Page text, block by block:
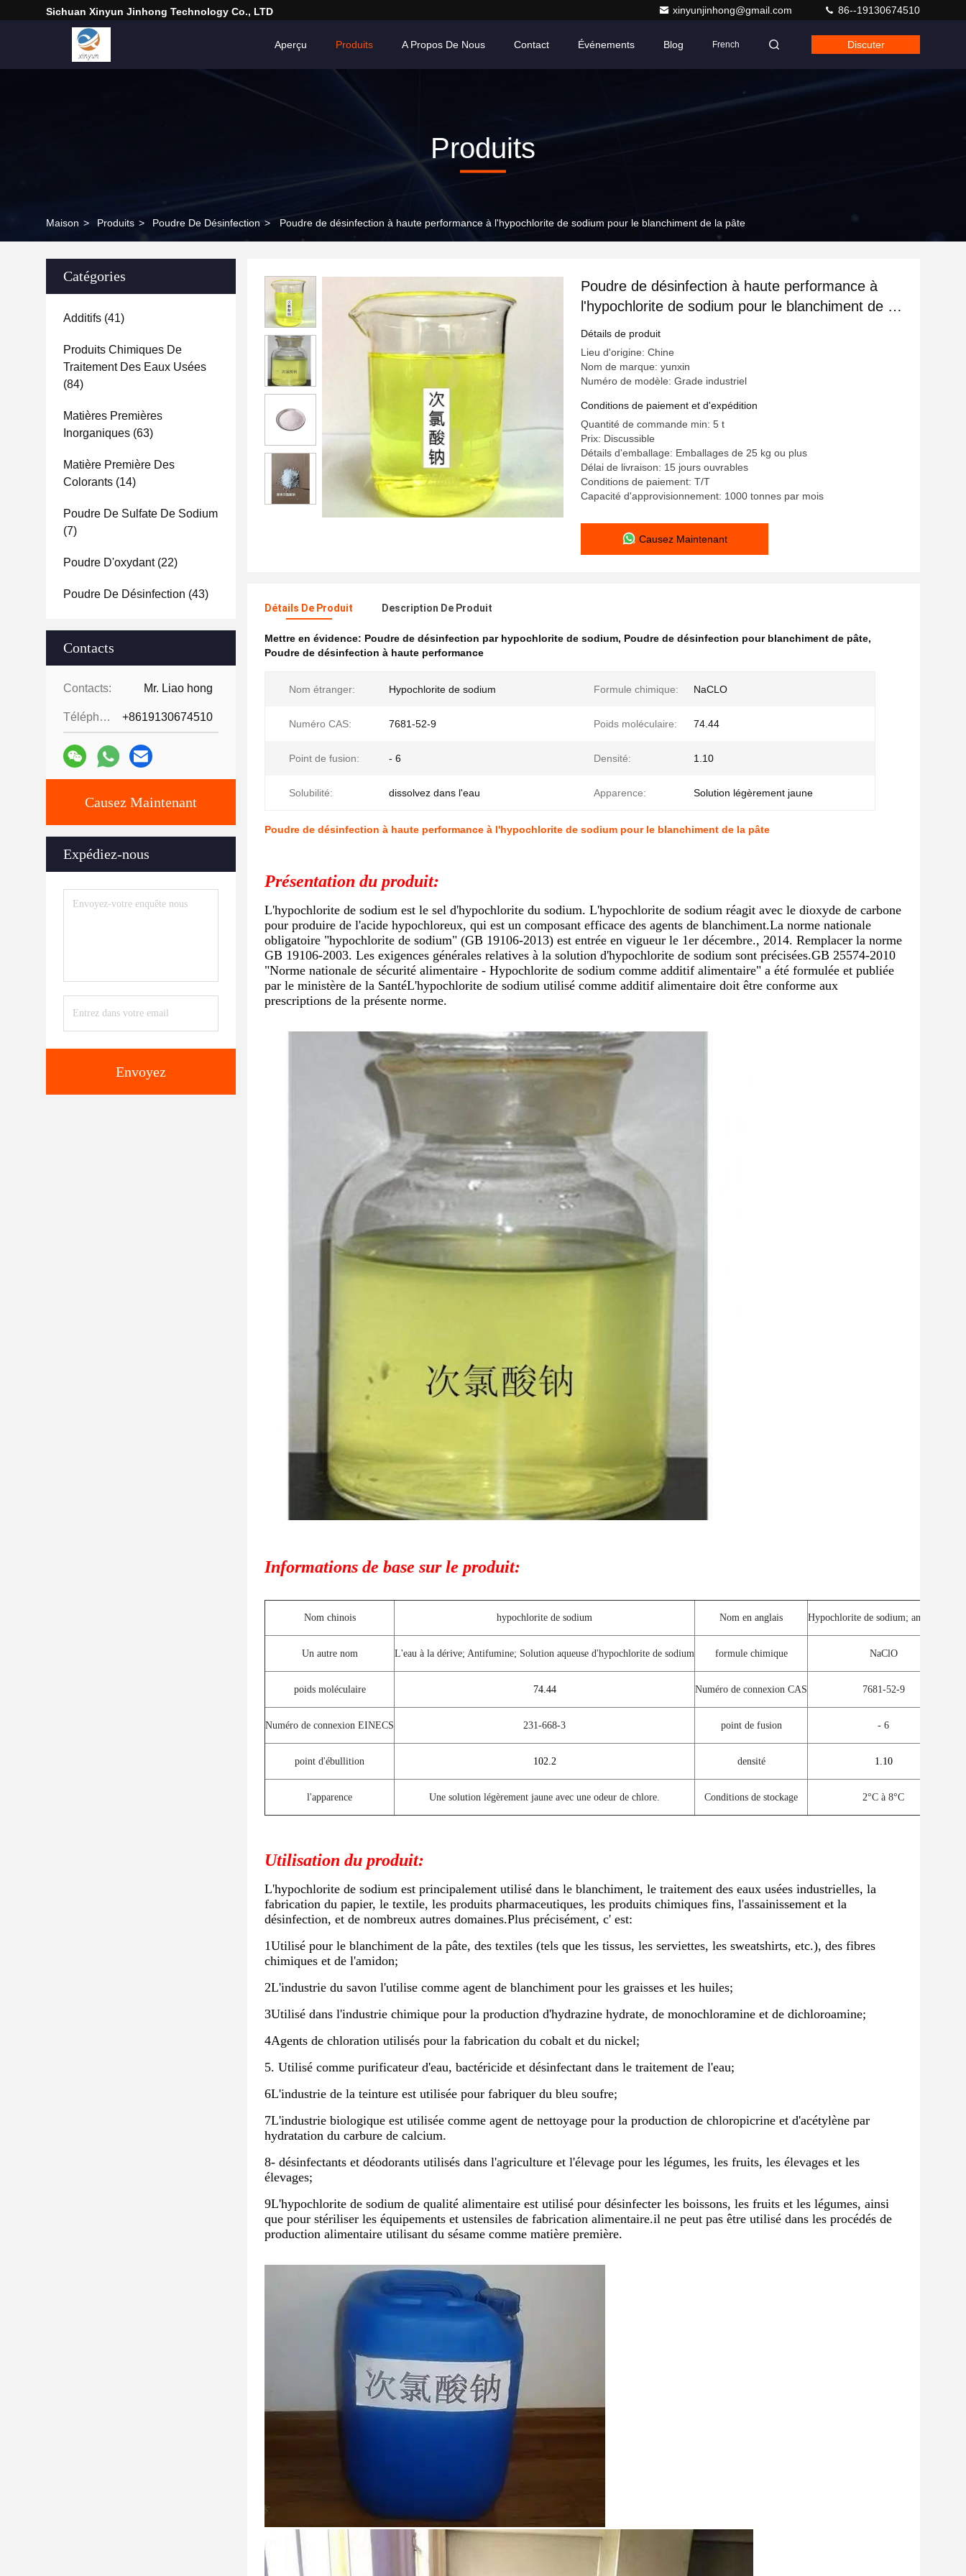
Sichuan Xinyun Jinhong Technology Co., LTD xinyunjinhong@gmail.com 86--19130674510
Aperçu Produits A Propos De Nous Contact Événements Blog French Discuter
Produits
Maison > Produits > Poudre De Désinfection > Poudre de désinfection à haute performance à l'hypochlorite de sodium pour le blanchiment de la pâte
Catégories
Additifs (41)
Produits Chimiques De
Traitement Des Eaux Usées
(84)
Matières Premières
Inorganiques (63)
Matière Première Des
Colorants (14)
Poudre De Sulfate De Sodium
(7)
Poudre D'oxydant(22)
Poudre De Désinfection (43)
Contacts
Contacts: Mr. Liao hong
Téléphone: +8619130674510
Causez Maintenant
Expédiez-nous
Envoyez
Poudre de désinfection à haute performance à
l'hypochlorite de sodium pour le blanchiment de la
pâte
Détails de produit
Lieu d'origine: Chine
Nom de marque: yunxin
Numéro de modèle: Grade industriel
Conditions de paiement et d'expédition
Quantité de commande min: 5 t
Prix: Discussible
Détails d'emballage: Emballages de 25 kg ou plus
Délai de livraison: 15 jours ouvrables
Conditions de paiement: T/T
Capacité d'approvisionnement: 1000 tonnes par mois
Causez Maintenant
Détails De Produit Description De Produit
Mettre en évidence: Poudre de désinfection par hypochlorite de sodium, Poudre de désinfection pour blanchiment de pâte,
Poudre de désinfection à haute performance
Nom étranger: Hypochlorite de sodium Formule chimique: NaCLO
Numéro CAS: 7681-52-9 Poids moléculaire: 74.44
Point de fusion: - 6 Densité: 1.10
Solubilité: dissolvez dans l'eau Apparence: Solution légèrement jaune
Poudre de désinfection à haute performance à l'hypochlorite de sodium pour le blanchiment de la pâte
Présentation du produit:
L'hypochlorite de sodium est le sel d'hypochlorite du sodium. L'hypochlorite de sodium réagit avec le dioxyde de carbone
pour produire de l'acide hypochloreux, qui est un composant efficace des agents de blanchiment.La norme nationale
obligatoire "hypochlorite de sodium" (GB 19106-2013) est entrée en vigueur le 1er décembre., 2014. Remplacer la norme
GB 19106-2003. Les exigences générales relatives à la solution d'hypochlorite de sodium sont précisées.GB 25574-2010
"Norme nationale de sécurité alimentaire - Hypochlorite de sodium comme additif alimentaire" a été formulée et publiée
par le ministère de la SantéL'hypochlorite de sodium utilisé comme additif alimentaire doit être conforme aux
prescriptions de la présente norme.
Informations de base sur le produit:
Nom chinois hypochlorite de sodium Nom en anglais Hypochlorite de sodium; antiformine
Un autre nom L'eau à la dérive; Antifumine; Solution aqueuse d'hypochlorite de sodium formule chimique NaClO
poids moléculaire 74.44 Numéro de connexion CAS 7681-52-9
Numéro de connexion EINECS 231-668-3 point de fusion - 6
point d'ébullition 102.2 densité 1.10
l'apparence Une solution légèrement jaune avec une odeur de chlore. Conditions de stockage 2°C à 8°C
Utilisation du produit:
L'hypochlorite de sodium est principalement utilisé dans le blanchiment, le traitement des eaux usées industrielles, la
fabrication du papier, le textile, les produits pharmaceutiques, les produits chimiques fins, l'assainissement et la
désinfection, et de nombreux autres domaines.Plus précisément, c' est:
1Utilisé pour le blanchiment de la pâte, des textiles (tels que les tissus, les serviettes, les sweatshirts, etc.), des fibres
chimiques et de l'amidon;
2L'industrie du savon l'utilise comme agent de blanchiment pour les graisses et les huiles;
3Utilisé dans l'industrie chimique pour la production d'hydrazine hydrate, de monochloramine et de dichloroamine;
4Agents de chloration utilisés pour la fabrication du cobalt et du nickel;
5. Utilisé comme purificateur d'eau, bactéricide et désinfectant dans le traitement de l'eau;
6L'industrie de la teinture est utilisée pour fabriquer du bleu soufre;
7L'industrie biologique est utilisée comme agent de nettoyage pour la production de chloropicrine et d'acétylène par
hydratation du carbure de calcium.
8- désinfectants et déodorants utilisés dans l'agriculture et l'élevage pour les légumes, les fruits, les élevages et les
élevages;
9L'hypochlorite de sodium de qualité alimentaire est utilisé pour désinfecter les boissons, les fruits et les légumes, ainsi
que pour stériliser les équipements et ustensiles de fabrication alimentaire.il ne peut pas être utilisé dans les procédés de
production alimentaire utilisant du sésame comme matière première.